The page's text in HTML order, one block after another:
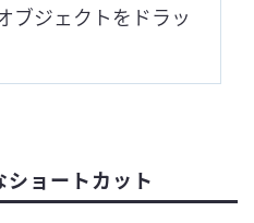
ブジェクトをドラッ
ショートカット